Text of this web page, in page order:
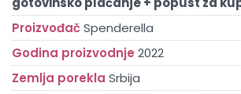
ProizvođačSpenderella
Godina proizvodnje 2022
Zemlja porekla Srbija